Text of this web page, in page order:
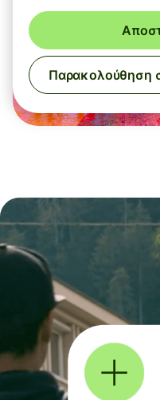
Παρακολούθηση